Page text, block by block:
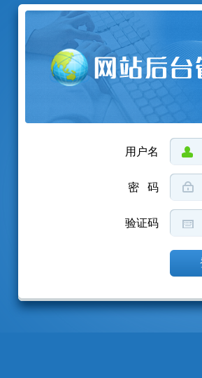
用户名
密 码
验证码